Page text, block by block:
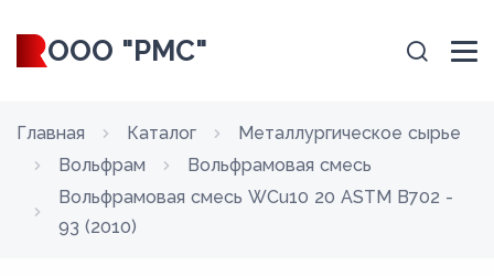
ООО "РМС"
Главная Каталог
Металлургическое сырье
Вольфрам
Вольфрамовая смесь
Вольфрамовая смесь WCu10 20 ASTM B702 -
93 (2010)